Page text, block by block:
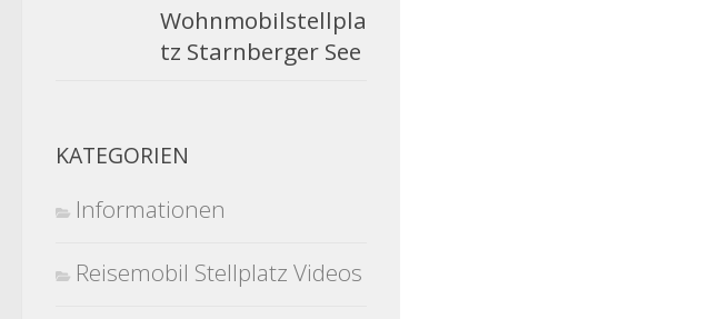
Wohnmobilstellpla
tz Starnberger See
KATEGORIEN
Informationen
Reisemobil Stellplatz Videos